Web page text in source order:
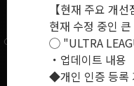
【현재 주요 개선
현재 수정 중인
◯ "ULTRA
・업데이트 내용
◆개인 인증 등록